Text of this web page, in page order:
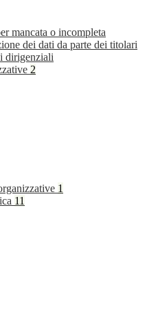
mancata o incompleta
dei dati da parte dei titolari
dirigenziali
2
1
11